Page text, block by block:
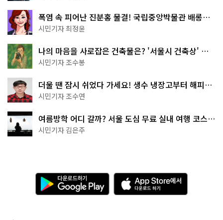
폭염 속 피어난 진분홍 물결! 국립중앙박물관 배롱나
무 명소
시민기자 최정윤
나의 마음을 사로잡은 건축물은? '서울시 건축상' 수
상작 공개!
시민기자 조수봉
더울 땐 잠시 쉬었다 가세요! 생수 냉장고부터 해피소
·무더위쉼터까지
시민기자 조수연
여름방학 어디 갈까? 서울 도심 무료 실내 여행 코스
추천
시민기자 김은주
다
운
로
A
p
p